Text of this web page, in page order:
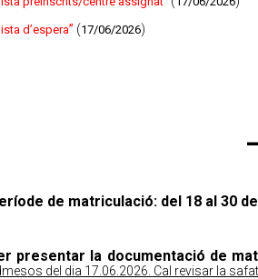
d’espera” (17/06/2026)
de matriculació: del 18 al 30
presentar la documentació de
del dia 17.06.2026. Cal revisar la